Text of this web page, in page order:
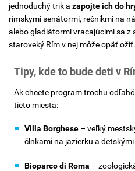
jednoduchý trik a zapojte ich do
rímskymi senátormi, rečníkmi na
alebo gladiátormi vracajúcimi sa z
staroveký Rím v nej môže opäť ožiť.
Tipy, kde to bude deti v
Ak chcete program trochu
tieto miesta:
Villa Borghese – veľký
člnkami na jazierku a
Bioparco di Roma –